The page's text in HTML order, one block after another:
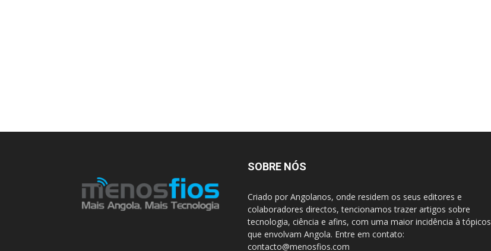
SOBRE NÓS
Criado por Angolanos, onde residem os seus editores e
colaboradores directos, tencionamos trazer artigos sobre
tecnologia, ciência e afins, com uma maior incidência à tópicos
que envolvam Angola. Entre em contato:
contacto@menosfios.com